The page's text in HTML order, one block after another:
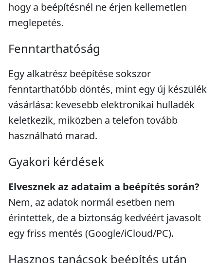
hogy a beépítésnél ne érjen kellemetlen
meglepetés.
Fenntarthatóság
Egy alkatrész beépítése sokszor
fenntarthatóbb döntés, mint egy új készülék
vásárlása: kevesebb elektronikai hulladék
keletkezik, miközben a telefon tovább
használható marad.
Gyakori kérdések
Elvesznek az adataim a beépítés során?
Nem, az adatok normál esetben nem
érintettek, de a biztonság kedvéért javasolt
egy friss mentés (Google/iCloud/PC).
Hasznos tanácsok beépítés után